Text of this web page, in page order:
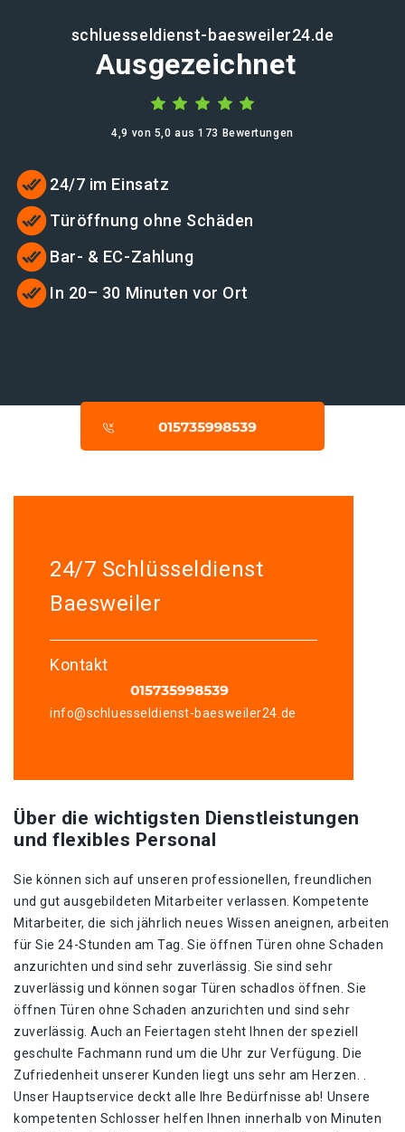
schluesseldienst-baesweiler24.de
Ausgezeichnet
4,9 von 5,0 aus 173 Bewertungen
24/7 im Einsatz
Türöffnung ohne Schäden
Bar- & EC-Zahlung
In 20– 30 Minuten vor Ort
24/7 Schlüsseldienst
Baesweiler
Kontakt
info@schluesseldienst-baesweiler24.de
Über die wichtigsten Dienstleistungen
und flexibles Personal
Sie können sich auf unseren professionellen, freundlichen
und gut ausgebildeten Mitarbeiter verlassen. Kompetente
Mitarbeiter, die sich jährlich neues Wissen aneignen, arbeiten
für Sie 24-Stunden am Tag. Sie öffnen Türen ohne Schaden
anzurichten und sind sehr zuverlässig. Sie sind sehr
zuverlässig und können sogar Türen schadlos öffnen. Sie
öffnen Türen ohne Schaden anzurichten und sind sehr
zuverlässig. Auch an Feiertagen steht Ihnen der speziell
geschulte Fachmann rund um die Uhr zur Verfügung. Die
Zufriedenheit unserer Kunden liegt uns sehr am Herzen. .
Unser Hauptservice deckt alle Ihre Bedürfnisse ab! Unsere
kompetenten Schlosser helfen Ihnen innerhalb von Minuten